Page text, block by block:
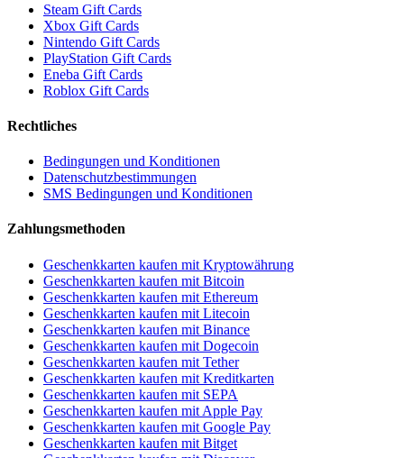
Steam Gift Cards
Xbox Gift Cards
Nintendo Gift Cards
PlayStation Gift Cards
Eneba Gift Cards
Roblox Gift Cards
Rechtliches
Bedingungen und Konditionen
Datenschutzbestimmungen
SMS Bedingungen und Konditionen
Zahlungsmethoden
Geschenkkarten kaufen mit Kryptowährung
Geschenkkarten kaufen mit Bitcoin
Geschenkkarten kaufen mit Ethereum
Geschenkkarten kaufen mit Litecoin
Geschenkkarten kaufen mit Binance
Geschenkkarten kaufen mit Dogecoin
Geschenkkarten kaufen mit Tether
Geschenkkarten kaufen mit Kreditkarten
Geschenkkarten kaufen mit SEPA
Geschenkkarten kaufen mit Apple Pay
Geschenkkarten kaufen mit Google Pay
Geschenkkarten kaufen mit Bitget